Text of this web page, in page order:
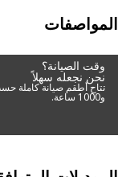
وقت الصيانة؟
نحن نجعله سهلاً